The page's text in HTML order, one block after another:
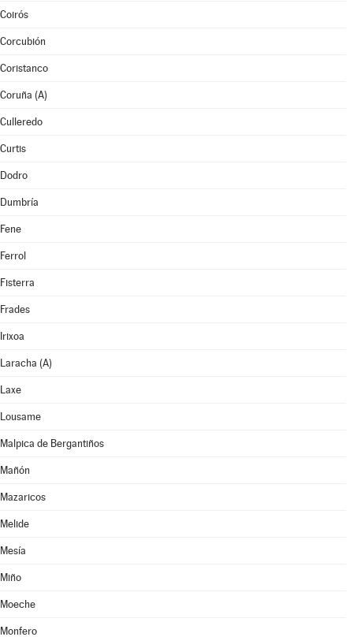
Coirós
Corcubión
Coristanco
Coruña (A)
Culleredo
Curtis
Dodro
Dumbría
Fene
Ferrol
Fisterra
Frades
Irixoa
Laracha (A)
Laxe
Lousame
Malpica de Bergantiños
Mañón
Mazaricos
Melide
Mesía
Miño
Moeche
Monfero